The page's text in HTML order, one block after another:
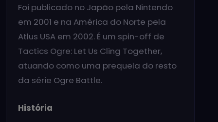
Foi publicado no Japão pela Nintendo
em 2001 e na América do Norte pela
Atlus USA em 2002. É um spin-off de
Tactics Ogre: Let Us Cling Together,
atuando como uma prequela do resto
da série Ogre Battle.
História